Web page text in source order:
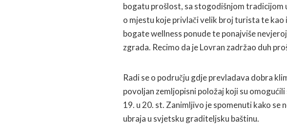
bogatu prošlost, sa stogodišnjom tradicijom
o mjestu koje privlači velik broj turista te
bogate wellness ponude te ponajviše
zgrada. Recimo da je Lovran zadržao duh
Radi se o području gdje prevladava dobra
povoljan zemljopisni položaj koji su
19. u 20. st. Zanimljivo je spomenuti kako se
ubraja u svjetsku graditeljsku baštinu.